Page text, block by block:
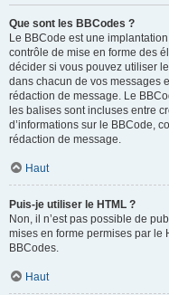
Que sont les BBCodes ?
Le BBCode est une
contrôle de mise en forme des
décider si vous pouvez utiliser
dans chacun de vos messages
rédaction de message. Le
les balises sont incluses entre
d’informations sur le BBCode,
rédaction de message.
Haut
Puis-je utiliser le HTML ?
Non, il n’est pas possible de
mises en forme permises par le
BBCodes.
Haut